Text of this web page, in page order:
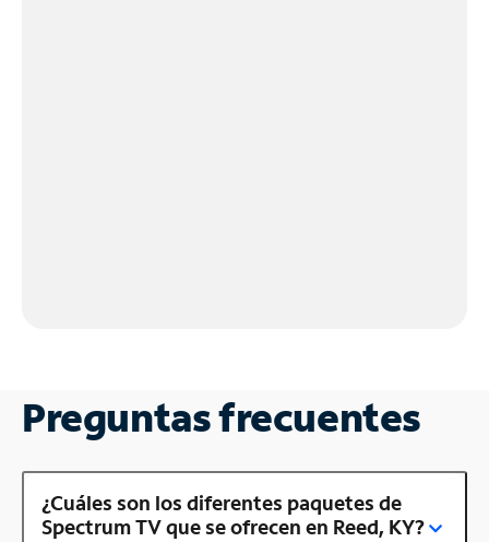
Preguntas frecuentes
¿Cuáles son los diferentes paquetes de
Spectrum TV que se ofrecen en Reed, KY?